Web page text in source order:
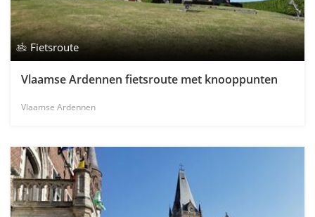
Fietsroute
Vlaamse Ardennen fietsroute met knooppunten
Vlaamse Ardennen